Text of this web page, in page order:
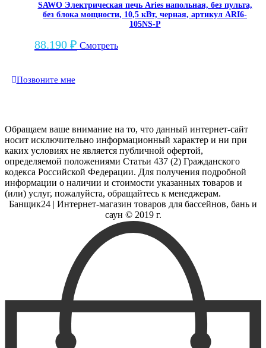
SAWO Электрическая печь Aries напольная, без пульта,
без блока мощности, 10,5 кВт, черная, артикул ARI6-
105NS-P
88.190 ₽ Смотреть
Позвоните мне
Обращаем ваше внимание на то, что данный интернет-сайт
носит исключительно информационный характер и ни при
каких условиях не является публичной офертой,
определяемой положениями Статьи 437 (2) Гражданского
кодекса Российской Федерации. Для получения подробной
информации о наличии и стоимости указанных товаров и
(или) услуг, пожалуйста, обращайтесь к менеджерам.
Банщик24 | Интернет-магазин товаров для бассейнов, бань и
саун © 2019 г.